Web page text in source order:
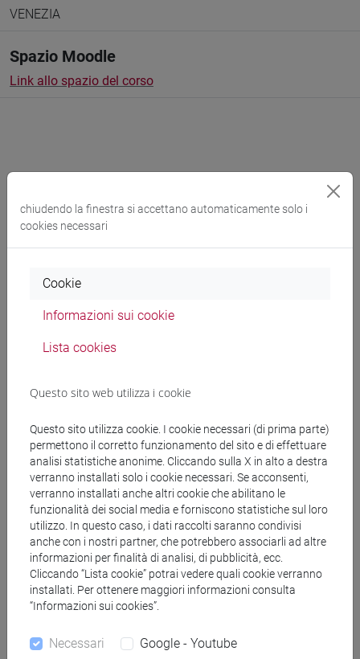
VENEZIA
Spazio Moodle
Link allo spazio del corso
Programma
Docenti
Materiali didattici
Materiali su Moodle
Corsi di studio e percorsi
[FM4] FILOLOGIA E LETTERATURA ITALIANA -
Laurea magistrale (DM270)
medievale-rinascimentale
[FM7] STORIA DAL MEDIOEVO ALL'ETÀ
CONTEMPORANEA - Laurea magistrale
percorso comune
chiudendo la finestra si accettano automaticamente solo i
cookies necessari
Cookie
Informazioni sui cookie
Lista cookies
Questo sito web utilizza i cookie
Questo sito utilizza cookie. I cookie necessari (di prima parte)
permettono il corretto funzionamento del sito e di effettuare
analisi statistiche anonime. Cliccando sulla X in alto a destra
verranno installati solo i cookie necessari. Se acconsenti,
verranno installati anche altri cookie che abilitano le
funzionalità dei social media e forniscono statistiche sul loro
utilizzo. In questo caso, i dati raccolti saranno condivisi
anche con i nostri partner, che potrebbero associarli ad altre
informazioni per finalità di analisi, di pubblicità, ecc.
Cliccando “Lista cookie” potrai vedere quali cookie verranno
installati. Per ottenere maggiori informazioni consulta
“Informazioni sui cookies”.
Necessari Google - Youtube